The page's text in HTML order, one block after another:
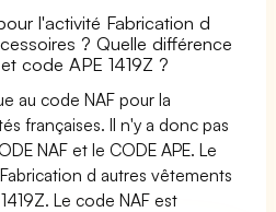
l'activité Fabrication d
? Quelle différence
code APE 1419Z ?
au code NAF pour la
françaises. Il n'y a donc pas
NAF et le CODE APE. Le
d autres vêtements
Le code NAF est